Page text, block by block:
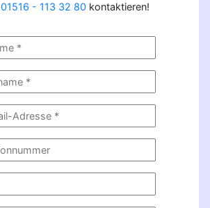
01516 - 113 32 80 kontaktieren!